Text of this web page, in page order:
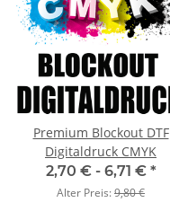
Premium Blockout DTF
Digitaldruck CMYK
2,70 € - 6,71 € *
Alter Preis:9,80 €